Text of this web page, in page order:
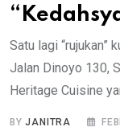
Satu lagi “rujukan”
Jalan Dinoyo 130,
Heritage Cuisine
BYJANITRA